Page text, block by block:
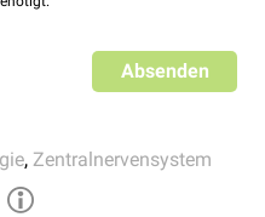
Absenden
, Zentralnervensystem